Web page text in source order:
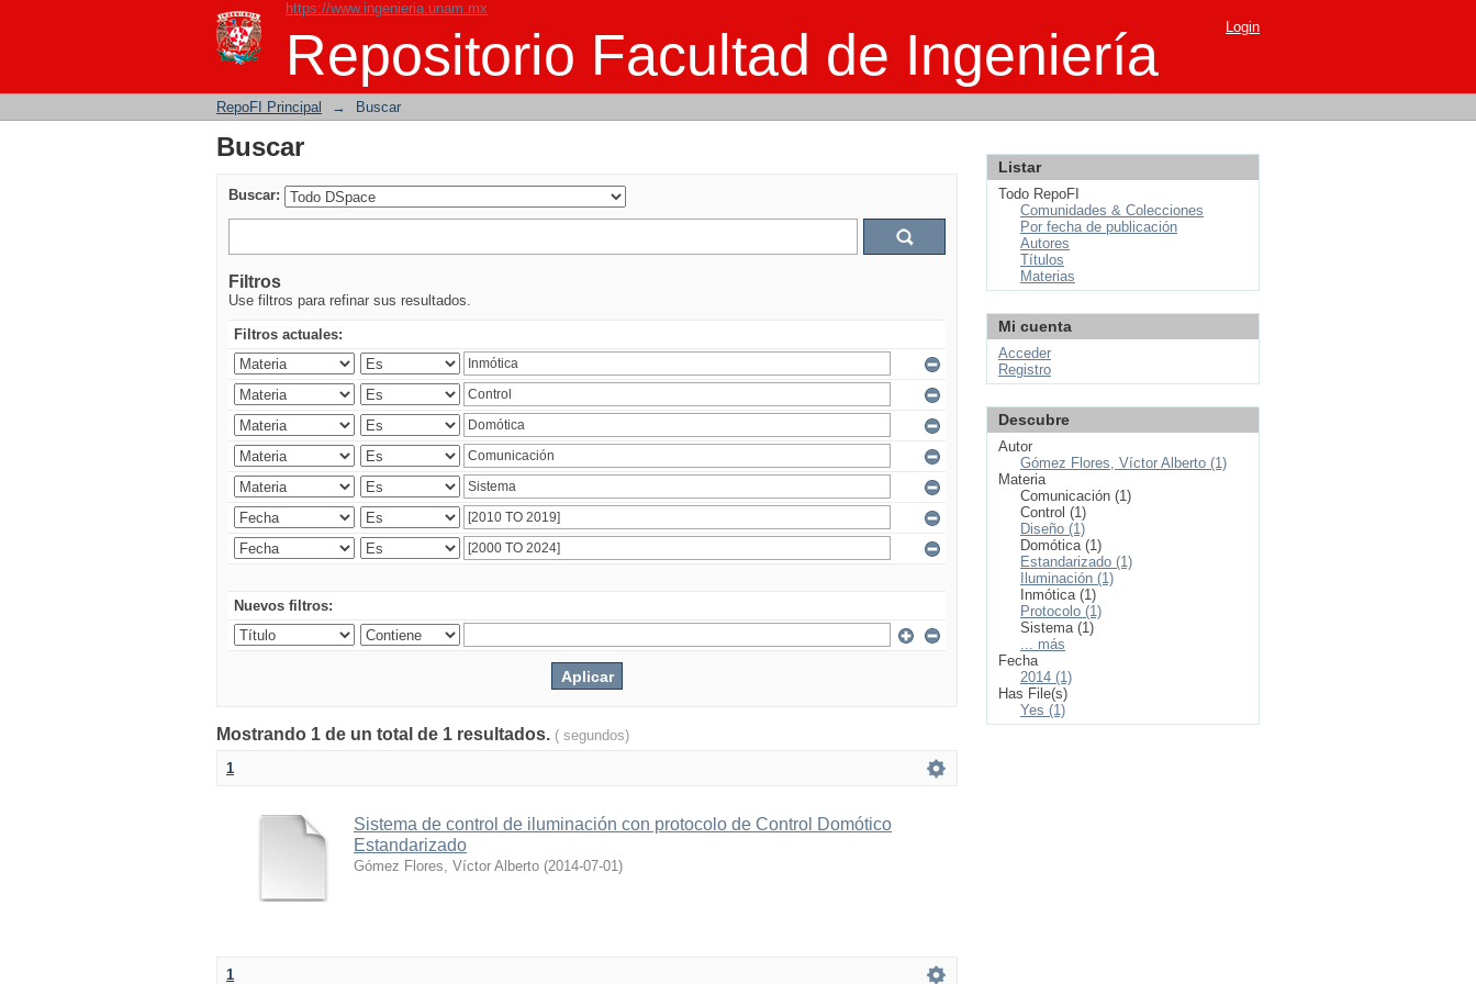
https://www.ingenieria.unam.mx
Repositorio Facultad de Ingeniería
Buscar Login
RepoFI Principal → Buscar
Buscar
Buscar:
Filtros
Use filtros para refinar sus resultados.
Filtros actuales:
Nuevos filtros:
Mostrando 1 de un total de 1 resultados. ( segundos)
1
Sistema de control de iluminación con protocolo de Control Domótico
Estandarizado
Gómez Flores, Víctor Alberto (2014-07-01)
1
Listar
Todo RepoFI
Comunidades & Colecciones
Por fecha de publicación
Autores
Títulos
Materias
Mi cuenta
Acceder
Registro
Descubre
Autor
Gómez Flores, Víctor Alberto (1)
Materia
Comunicación (1)
Control (1)
Diseño (1)
Domótica (1)
Estandarizado (1)
Iluminación (1)
Inmótica (1)
Protocolo (1)
Sistema (1)
... más
Fecha
2014 (1)
Has File(s)
Yes (1)